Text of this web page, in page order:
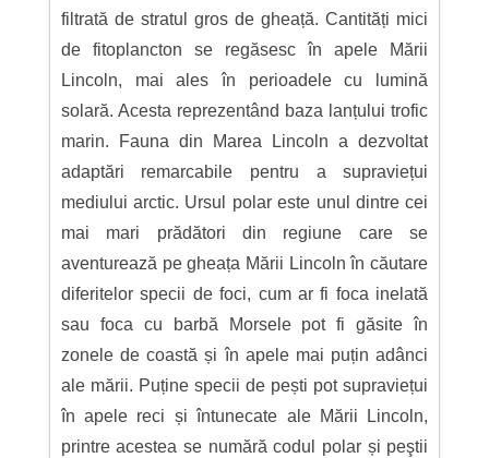
filtrată de stratul gros de gheață. Cantități mici
de fitoplancton se regăsesc în apele Mării
Lincoln, mai ales în perioadele cu lumină
solară. Acesta reprezentând baza lanțului trofic
marin. Fauna din Marea Lincoln a dezvoltat
adaptări remarcabile pentru a supraviețui
mediului arctic. Ursul polar este unul dintre cei
mai mari prădători din regiune care se
aventurează pe gheața Mării Lincoln în căutare
diferitelor specii de foci, cum ar fi foca inelată
sau foca cu barbă Morsele pot fi găsite în
zonele de coastă și în apele mai puțin adânci
ale mării. Puține specii de pești pot supraviețui
în apele reci și întunecate ale Mării Lincoln,
printre acestea se numără codul polar și peştii